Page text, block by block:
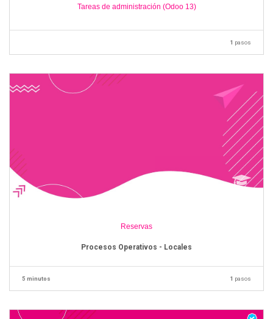
Tareas de administración (Odoo 13)
1 pasos
Reservas
Procesos Operativos - Locales
5 minutos 1 pasos